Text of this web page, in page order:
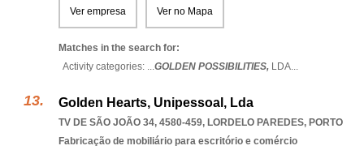
Ver empresa Ver no Mapa
Matches in the search for:
Activity categories: ...GOLDEN POSSIBILITIES, LDA...
Golden Hearts, Unipessoal, Lda
TV DE SÃO JOÃO 34, 4580-459, LORDELO PAREDES, PORTO
Fabricação de mobiliário para escritório e comércio